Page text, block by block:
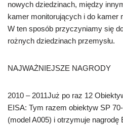
nowych dziedzinach, między
kamer monitorujących i do kamer
W ten sposób przyczyniamy się
rożnych dziedzinach przemysłu.
NAJWAŻNIEJSZE NAGRODY
2010 – 2011Już po raz 12
EISA: Tym razem obiektyw SP
(model A005) i otrzymuje nagrodę